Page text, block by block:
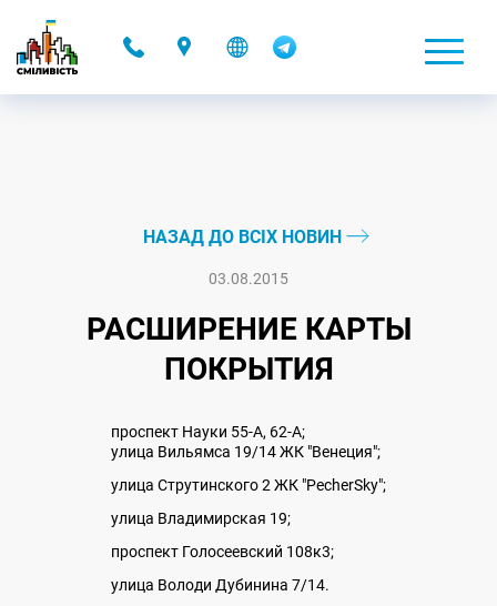
НАЗАД ДО ВСІХ НОВИН
03.08.2015
РАСШИРЕНИЕ КАРТЫ
ПОКРЫТИЯ
проспект Науки 55-А, 62-А;
улица Вильямса 19/14 ЖК "Венеция";
улица Струтинского 2 ЖК "PecherSky";
улица Владимирская 19;
проспект Голосеевский 108к3;
улица Володи Дубинина 7/14.